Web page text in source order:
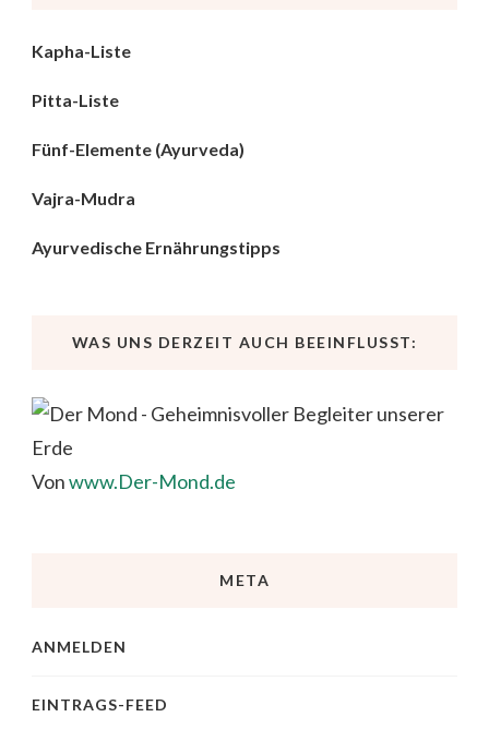
Kapha-Liste
Pitta-Liste
Fünf-Elemente (Ayurveda)
Vajra-Mudra
Ayurvedische Ernährungstipps
WAS UNS DERZEIT AUCH BEEINFLUSST:
Vonwww.Der-Mond.de
META
ANMELDEN
EINTRAGS-FEED